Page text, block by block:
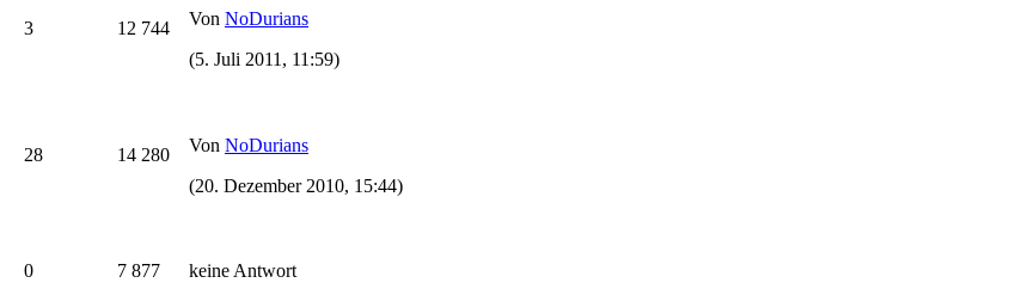
3 12 744 Von NoDurians
(5. Juli 2011, 11:59)
28 14 280 Von NoDurians
(20. Dezember 2010, 15:44)
0 7 877 keine Antwort